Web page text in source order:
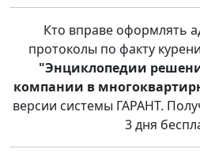
Кто вправе оформлять
протоколы по факту
"Энциклопедии
компании в
версии системы ГАРАНТ.
3 дня